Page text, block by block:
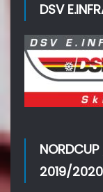
DSV
2019/2020